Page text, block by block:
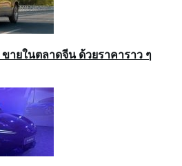
ขายในตลาดจีน ด้วยราคาราว ๆ